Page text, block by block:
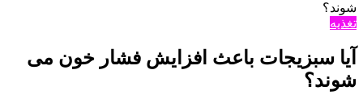
شوند؟
تغذیه
آیا سبزیجات باعث افزایش فشار خون می
شوند؟